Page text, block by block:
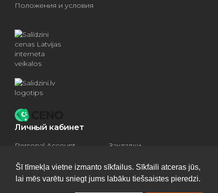
Šī tīmekļa vietne izmanto sīkfailus. Sīkfaili atceras jūs,
lai mēs varētu sniegt jums labāku tiešsaistes pieredzi.
Положения и условия
Личный кабинет
Personal Account
Закладки